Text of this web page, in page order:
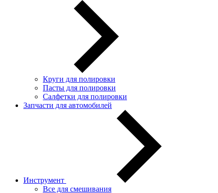
Круги для полировки
Пасты для полировки
Салфетки для полировки
Запчасти для автомобилей
Инструмент
Все для смешивания